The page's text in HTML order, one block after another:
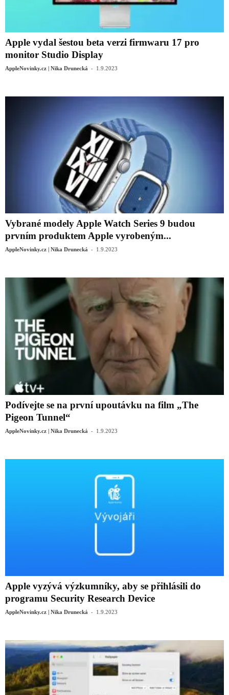
Apple vydal šestou beta verzi firmwaru 17 pro
monitor Studio Display
AppleNovinky.cz | Nika Drunecká - 1.9.2023
Vybrané modely Apple Watch Series 9 budou
prvním produktem Apple vyrobeným...
AppleNovinky.cz | Nika Drunecká - 1.9.2023
Podívejte se na první upoutávku na film „The
Pigeon Tunnel“
AppleNovinky.cz | Nika Drunecká - 1.9.2023
Apple vyzývá výzkumníky, aby se přihlásili do
programu Security Research Device
AppleNovinky.cz | Nika Drunecká - 1.9.2023